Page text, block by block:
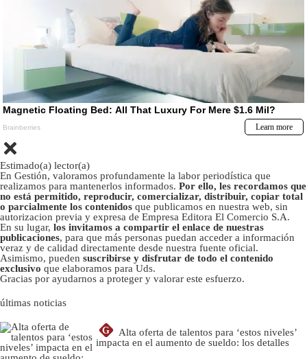
Estimado(a) lector(a)
En Gestión, valoramos profundamente la labor periodística que
realizamos para mantenerlos informados. Por ello, les recordamos que
no está permitido, reproducir, comercializar, distribuir, copiar total
o parcialmente los contenidos que publicamos en nuestra web, sin
autorizacion previa y expresa de Empresa Editora El Comercio S.A.
En su lugar, los invitamos a compartir el enlace de nuestras
publicaciones, para que más personas puedan acceder a información
veraz y de calidad directamente desde nuestra fuente oficial.
Asimismo, pueden suscribirse y disfrutar de todo el contenido
exclusivo que elaboramos para Uds.
Gracias por ayudarnos a proteger y valorar este esfuerzo.
últimas noticias
G
Alta oferta de talentos para ‘estos niveles’
impacta en el aumento de sueldo: los detalles